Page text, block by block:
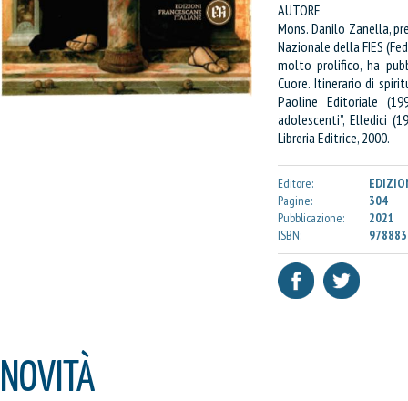
AUTORE
Mons. Danilo Zanella,
Nazionale della FIES
molto prolifico, ha
Cuore. Itinerario di
Paoline Editoriale
adolescenti”, Elledici
Libreria Editrice, 2000.
Editore:
Pagine:
304
Pubblicazione:
2021
ISBN:
NOVITÀ